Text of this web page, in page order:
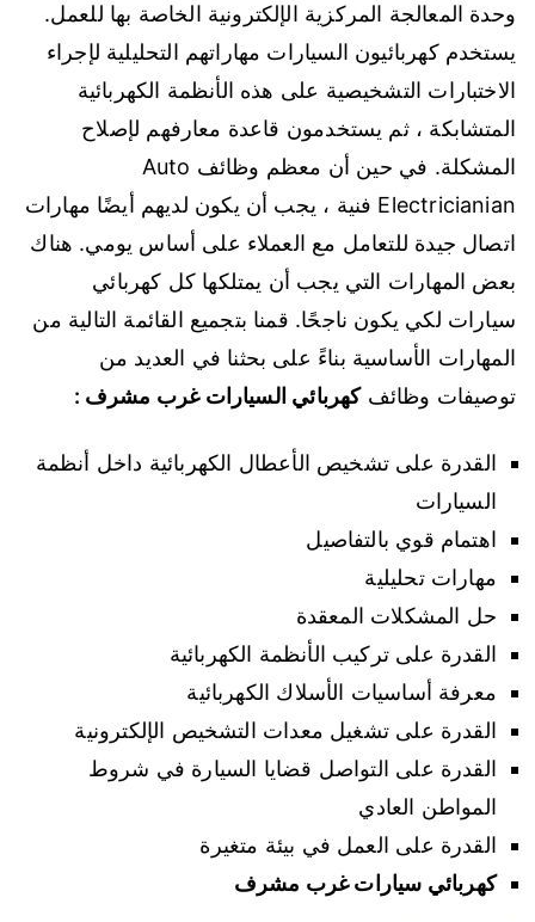
وحدة المعالجة المركزية الإلكترونية الخاصة بها للعمل.
يستخدم كهربائيون السيارات مهاراتهم التحليلية لإجراء
الاختبارات التشخيصية على هذه الأنظمة الكهربائية
المتشابكة ، ثم يستخدمون قاعدة معارفهم لإصلاح
المشكلة. في حين أن معظم وظائف Auto
Electricianian فنية ، يجب أن يكون لديهم أيضًا مهارات
اتصال جيدة للتعامل مع العملاء على أساس يومي. هناك
بعض المهارات التي يجب أن يمتلكها كل كهربائي
سيارات لكي يكون ناجحًا. قمنا بتجميع القائمة التالية من
المهارات الأساسية بناءً على بحثنا في العديد من
توصيفات وظائفكهربائي السيارات غرب مشرف :
القدرة على تشخيص الأعطال الكهربائية داخل أنظمة
السيارات
اهتمام قوي بالتفاصيل
مهارات تحليلية
حل المشكلات المعقدة
القدرة على تركيب الأنظمة الكهربائية
معرفة أساسيات الأسلاك الكهربائية
القدرة على تشغيل معدات التشخيص الإلكترونية
القدرة على التواصل قضايا السيارة في شروط
المواطن العادي
القدرة على العمل في بيئة متغيرة
كهربائي سيارات غرب مشرف